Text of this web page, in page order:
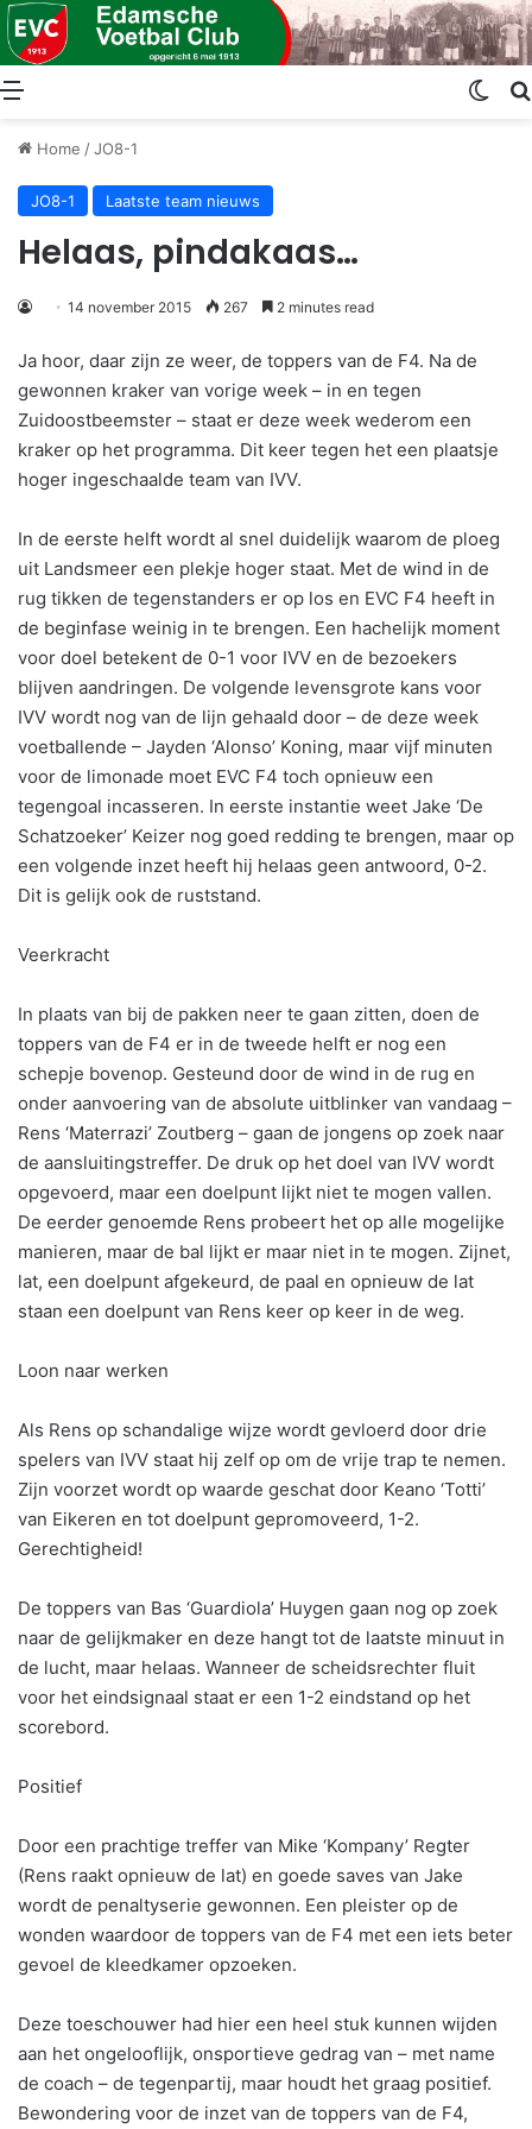
Menu
Home /JO8-1
JO8-1 Laatste team nieuws
Helaas, pindakaas…
14 november 2015 267 2 minutes read
Ja hoor, daar zijn ze weer, de toppers van de F4. Na de
gewonnen kraker van vorige week – in en tegen
Zuidoostbeemster – staat er deze week wederom een
kraker op het programma. Dit keer tegen het een plaatsje
hoger ingeschaalde team van IVV.
In de eerste helft wordt al snel duidelijk waarom de ploeg
uit Landsmeer een plekje hoger staat. Met de wind in de
rug tikken de tegenstanders er op los en EVC F4 heeft in
de beginfase weinig in te brengen. Een hachelijk moment
voor doel betekent de 0-1 voor IVV en de bezoekers
blijven aandringen. De volgende levensgrote kans voor
IVV wordt nog van de lijn gehaald door – de deze week
voetballende – Jayden ‘Alonso’ Koning, maar vijf minuten
voor de limonade moet EVC F4 toch opnieuw een
tegengoal incasseren. In eerste instantie weet Jake ‘De
Schatzoeker’ Keizer nog goed redding te brengen, maar op
een volgende inzet heeft hij helaas geen antwoord, 0-2.
Dit is gelijk ook de ruststand.
Veerkracht
In plaats van bij de pakken neer te gaan zitten, doen de
toppers van de F4 er in de tweede helft er nog een
schepje bovenop. Gesteund door de wind in de rug en
onder aanvoering van de absolute uitblinker van vandaag –
Rens ‘Materrazi’ Zoutberg – gaan de jongens op zoek naar
de aansluitingstreffer. De druk op het doel van IVV wordt
opgevoerd, maar een doelpunt lijkt niet te mogen vallen.
De eerder genoemde Rens probeert het op alle mogelijke
manieren, maar de bal lijkt er maar niet in te mogen. Zijnet,
lat, een doelpunt afgekeurd, de paal en opnieuw de lat
staan een doelpunt van Rens keer op keer in de weg.
Loon naar werken
Als Rens op schandalige wijze wordt gevloerd door drie
spelers van IVV staat hij zelf op om de vrije trap te nemen.
Zijn voorzet wordt op waarde geschat door Keano ‘Totti’
van Eikeren en tot doelpunt gepromoveerd, 1-2.
Gerechtigheid!
De toppers van Bas ‘Guardiola’ Huygen gaan nog op zoek
naar de gelijkmaker en deze hangt tot de laatste minuut in
de lucht, maar helaas. Wanneer de scheidsrechter fluit
voor het eindsignaal staat er een 1-2 eindstand op het
scorebord.
Positief
Door een prachtige treffer van Mike ‘Kompany’ Regter
(Rens raakt opnieuw de lat) en goede saves van Jake
wordt de penaltyserie gewonnen. Een pleister op de
wonden waardoor de toppers van de F4 met een iets beter
gevoel de kleedkamer opzoeken.
Deze toeschouwer had hier een heel stuk kunnen wijden
aan het ongelooflijk, onsportieve gedrag van – met name
de coach – de tegenpartij, maar houdt het graag positief.
Bewondering voor de inzet van de toppers van de F4,